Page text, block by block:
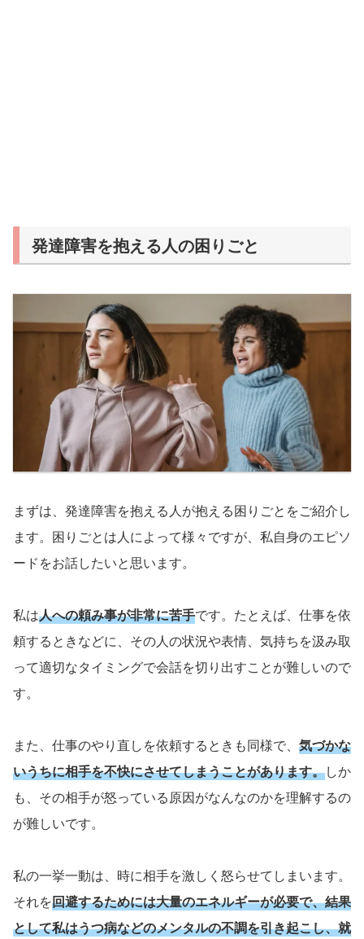
発達障害を抱える人の困りごと
まずは、発達障害を抱える人が抱える困りごとをご紹介し
ます。困りごとは人によって様々ですが、私自身のエピソ
ードをお話したいと思います。
私は人への頼み事が非常に苦手です。たとえば、仕事を依
頼するときなどに、その人の状況や表情、気持ちを汲み取
って適切なタイミングで会話を切り出すことが難しいので
す。
また、仕事のやり直しを依頼するときも同様で、 気づかな
いうちに相手を不快にさせてしまうことがあります。しか
も、その相手が怒っている原因がなんなのかを理解するの
が難しいです。
私の一挙一動は、時に相手を激しく怒らせてしまいます。
それを回避するためには大量のエネルギーが必要で、結果
として私はうつ病などのメンタルの不調を引き起こし、就